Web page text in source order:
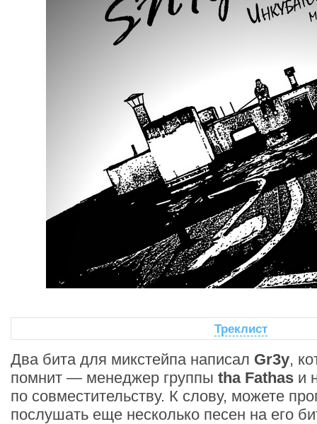
Треклист
Два бита для микстейпа написал Gr3y,
помнит — менеджер группы tha Fathas и
по совместительству. К слову, можете
послушать еще несколько песен на его